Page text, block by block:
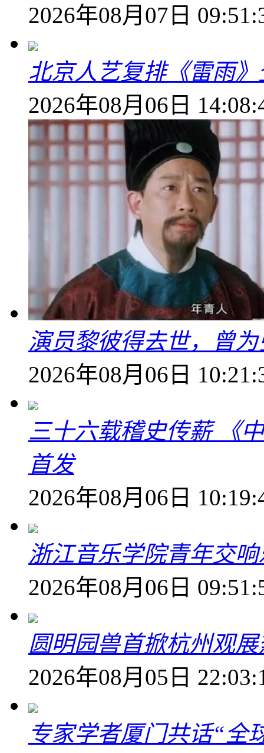
2026年08月07日
北京人艺复排《雷雨》
2026年08月06日
演员黎彼得去世，曾
2026年08月06日
三十六载稽史传薪 《
首发
2026年08月06日
浙江音乐学院青年交
2026年08月06日
圆明园兽首掀杭州观
2026年08月05日
专家学者厦门共话“全